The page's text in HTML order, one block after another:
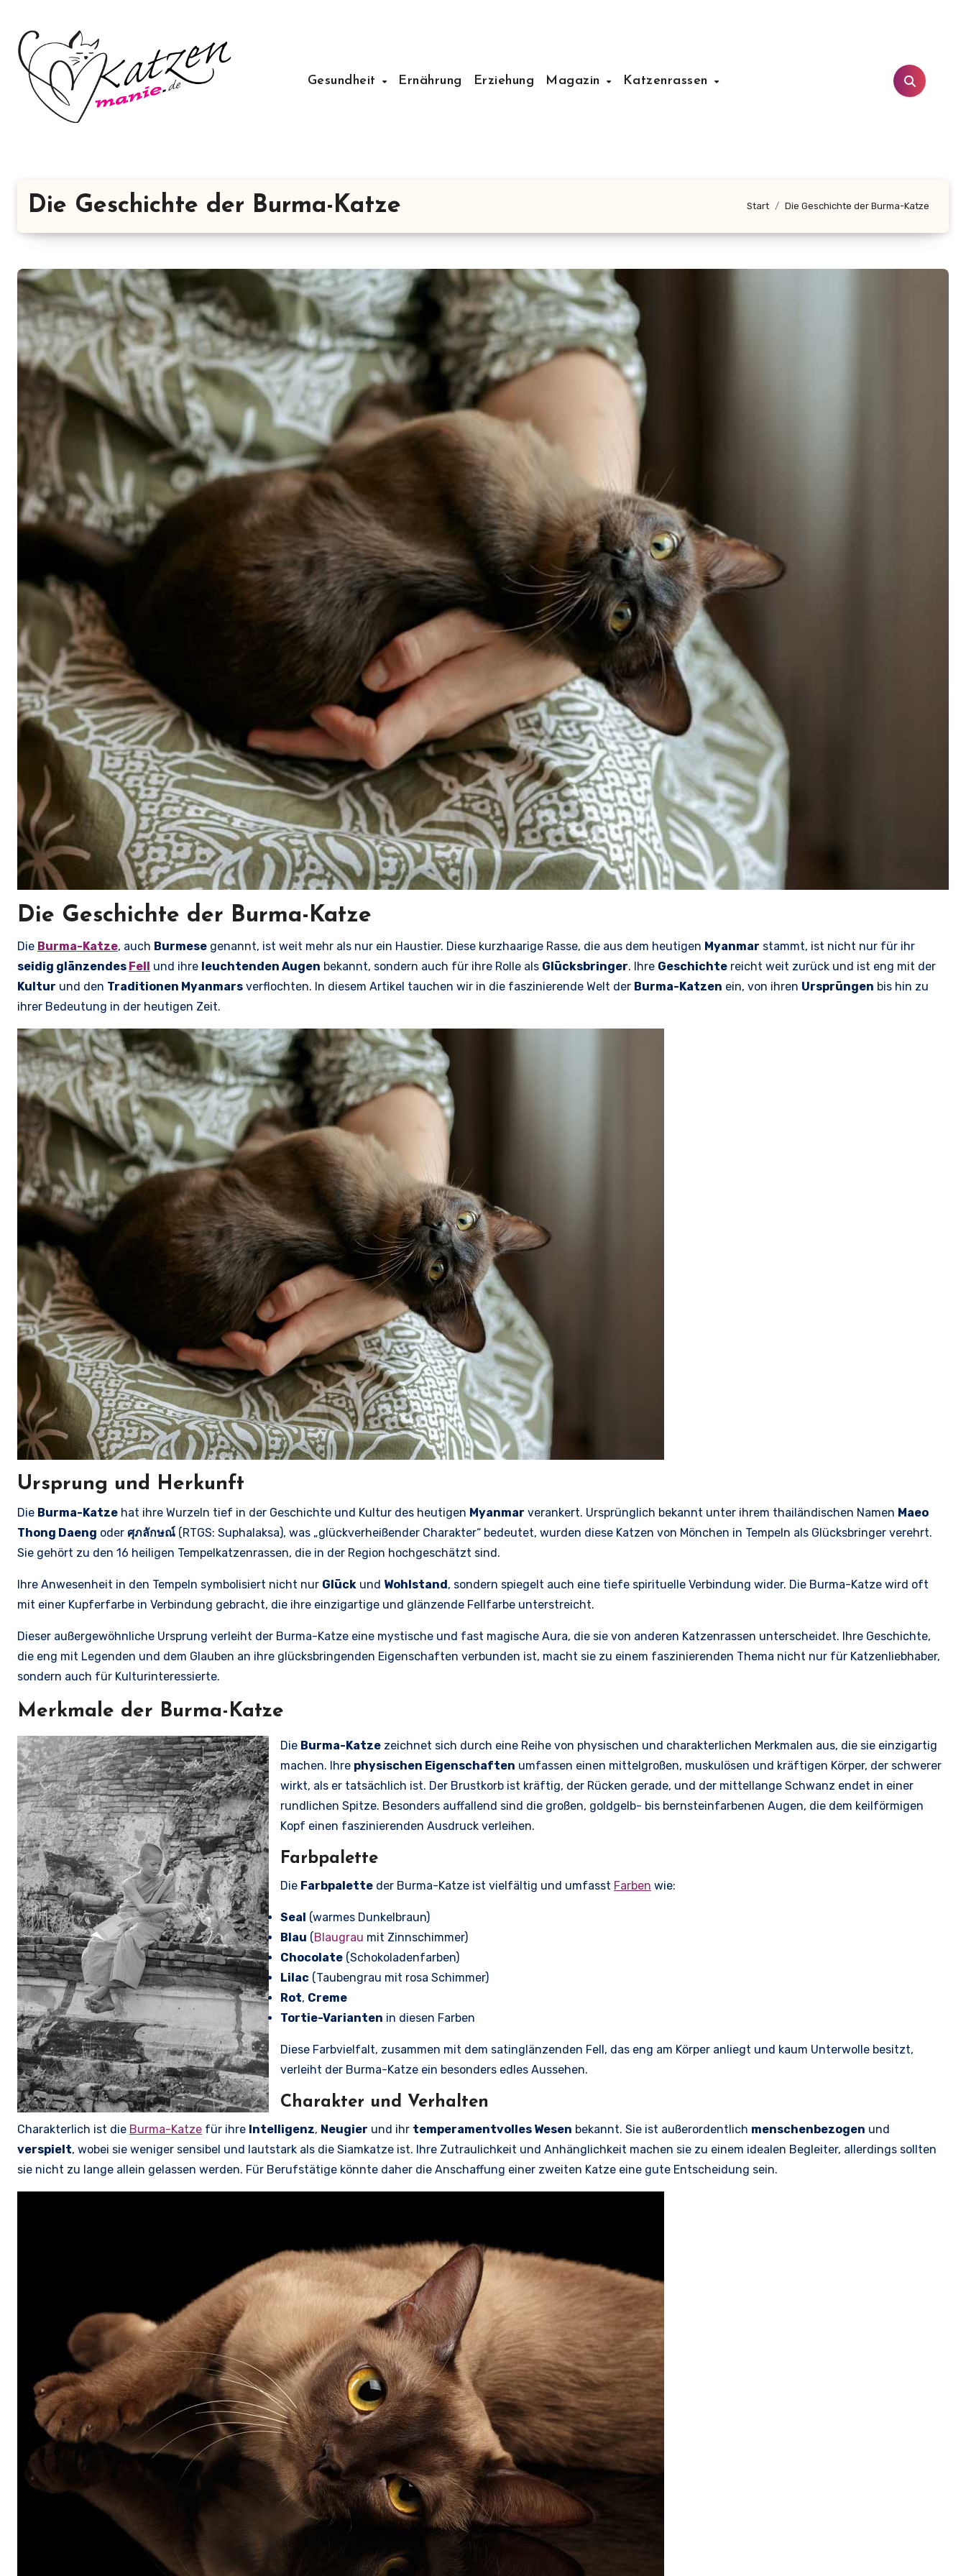
Inhalt
springen
Gesundheit Ernährung Erziehung Magazin Katzenrassen
Die Geschichte der Burma-Katze Start Die Geschichte der Burma-Katze
Die Geschichte der Burma-Katze
Die Burma-Katze, auch Burmese genannt, ist weit mehr als nur ein Haustier. Diese kurzhaarige Rasse, die aus dem heutigen Myanmar stammt, ist nicht nur für ihr
seidig glänzendes Fell und ihre leuchtenden Augen bekannt, sondern auch für ihre Rolle als Glücksbringer. Ihre Geschichte reicht weit zurück und ist eng mit der
Kultur und den Traditionen Myanmars verflochten. In diesem Artikel tauchen wir in die faszinierende Welt der Burma-Katzen ein, von ihren Ursprüngen bis hin zu
ihrer Bedeutung in der heutigen Zeit.
Ursprung und Herkunft
Die Burma-Katze hat ihre Wurzeln tief in der Geschichte und Kultur des heutigen Myanmar verankert. Ursprünglich bekannt unter ihrem thailändischen Namen Maeo
Thong Daeng oder ศุภลักษณ์ (RTGS: Suphalaksa), was „glückverheißender Charakter“ bedeutet, wurden diese Katzen von Mönchen in Tempeln als Glücksbringer verehrt.
Sie gehört zu den 16 heiligen Tempelkatzenrassen, die in der Region hochgeschätzt sind.
Ihre Anwesenheit in den Tempeln symbolisiert nicht nur Glück und Wohlstand, sondern spiegelt auch eine tiefe spirituelle Verbindung wider. Die Burma-Katze wird oft
mit einer Kupferfarbe in Verbindung gebracht, die ihre einzigartige und glänzende Fellfarbe unterstreicht.
Dieser außergewöhnliche Ursprung verleiht der Burma-Katze eine mystische und fast magische Aura, die sie von anderen Katzenrassen unterscheidet. Ihre Geschichte,
die eng mit Legenden und dem Glauben an ihre glücksbringenden Eigenschaften verbunden ist, macht sie zu einem faszinierenden Thema nicht nur für Katzenliebhaber,
sondern auch für Kulturinteressierte.
Merkmale der Burma-Katze
Die Burma-Katze zeichnet sich durch eine Reihe von physischen und charakterlichen Merkmalen aus, die sie einzigartig
machen. Ihre physischen Eigenschaften umfassen einen mittelgroßen, muskulösen und kräftigen Körper, der schwerer
wirkt, als er tatsächlich ist. Der Brustkorb ist kräftig, der Rücken gerade, und der mittellange Schwanz endet in einer
rundlichen Spitze. Besonders auffallend sind die großen, goldgelb- bis bernsteinfarbenen Augen, die dem keilförmigen
Kopf einen faszinierenden Ausdruck verleihen.
Farbpalette
Die Farbpalette der Burma-Katze ist vielfältig und umfasst Farben wie:
Seal (warmes Dunkelbraun)
Blau (Blaugrau mit Zinnschimmer)
Chocolate (Schokoladenfarben)
Lilac (Taubengrau mit rosa Schimmer)
Rot, Creme
Tortie-Varianten in diesen Farben
Diese Farbvielfalt, zusammen mit dem satinglänzenden Fell, das eng am Körper anliegt und kaum Unterwolle besitzt,
verleiht der Burma-Katze ein besonders edles Aussehen.
Charakter und Verhalten
Charakterlich ist die Burma-Katze für ihre Intelligenz, Neugier und ihr temperamentvolles Wesen bekannt. Sie ist außerordentlich menschenbezogen und
verspielt, wobei sie weniger sensibel und lautstark als die Siamkatze ist. Ihre Zutraulichkeit und Anhänglichkeit machen sie zu einem idealen Begleiter, allerdings sollten
sie nicht zu lange allein gelassen werden. Für Berufstätige könnte daher die Anschaffung einer zweiten Katze eine gute Entscheidung sein.